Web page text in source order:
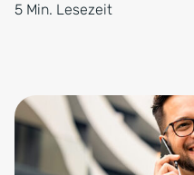
5 Min. Lesezeit